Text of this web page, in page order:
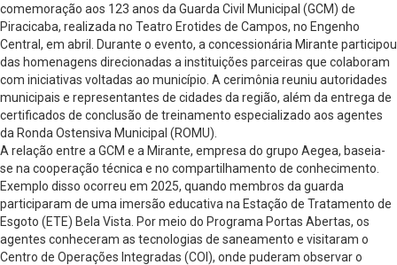
comemoração aos 123 anos da Guarda Civil Municipal (GCM) de
Piracicaba, realizada no Teatro Erotides de Campos, no Engenho
Central, em abril. Durante o evento, a concessionária Mirante participou
das homenagens direcionadas a instituições parceiras que colaboram
com iniciativas voltadas ao município. A cerimônia reuniu autoridades
municipais e representantes de cidades da região, além da entrega de
certificados de conclusão de treinamento especializado aos agentes
da Ronda Ostensiva Municipal (ROMU).
A relação entre a GCM e a Mirante, empresa do grupo Aegea, baseia-
se na cooperação técnica e no compartilhamento de conhecimento.
Exemplo disso ocorreu em 2025, quando membros da guarda
participaram de uma imersão educativa na Estação de Tratamento de
Esgoto (ETE) Bela Vista. Por meio do Programa Portas Abertas, os
agentes conheceram as tecnologias de saneamento e visitaram o
Centro de Operações Integradas (COI), onde puderam observar o